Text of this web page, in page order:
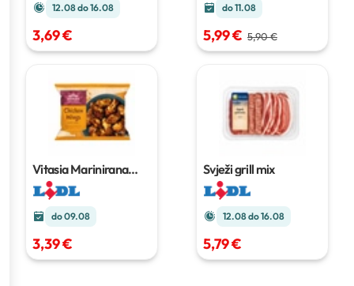
12.08 do 16.08
3,69 €
do 11.08
5,99 € 5,90 €
Vitasia Marinirana
pileća krilca
do 09.08
3,39 €
Svježi grill mix
12.08 do 16.08
5,79 €